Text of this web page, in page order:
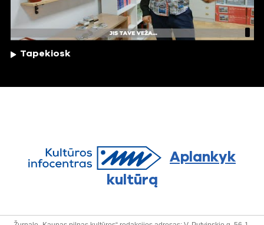
Tapekiosk
Aplankyk
kultūrą